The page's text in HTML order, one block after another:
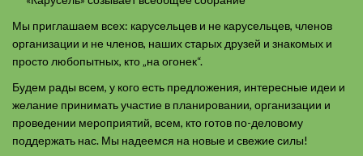
Мы приглашаем всех: карусельцев и не карусельцев, членов
организации и не членов, наших старых друзей и знакомых и
просто любопытных, кто „на огонек“.
Будем рады всем, у кого есть предложения, интересные идеи и
желание принимать участие в планировании, организации и
проведении мероприятий, всем, кто готов по-деловому
поддержать нас. Мы надеемся на новые и свежие силы!